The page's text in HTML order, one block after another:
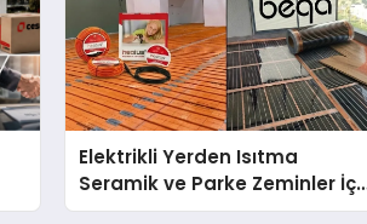
Elektrikli Yerden Isıtma
Seramik ve Parke Zeminler
En Verimli Çözümler